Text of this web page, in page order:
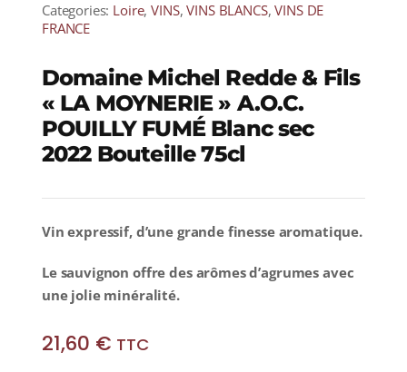
Categories: Loire,VINS,VINS BLANCS,VINS DE
FRANCE
Domaine Michel Redde & Fils
« LA MOYNERIE » A.O.C.
POUILLY FUMÉ Blanc sec
2022 Bouteille 75cl
Vin expressif, d’une grande finesse aromatique.
Le sauvignon offre des arômes d’agrumes avec
une jolie minéralité.
21,60 € TTC